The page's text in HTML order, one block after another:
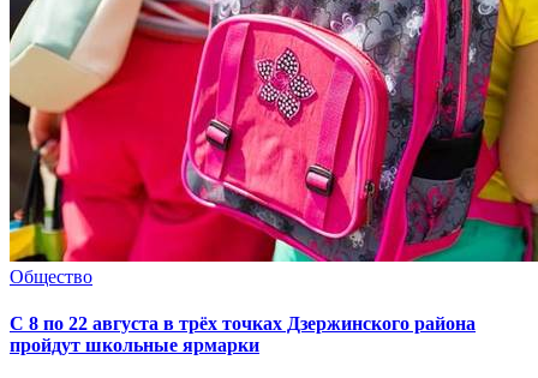
Общество
С 8 по 22 августа в трёх точках Дзержинского района
пройдут школьные ярмарки